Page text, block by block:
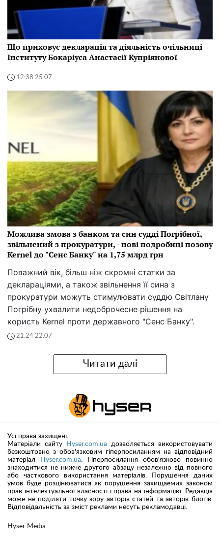
Що приховує декларація та діяльність очільниці
Інституту Бокаріуса Анастасії Купріянової
12:38 25.07
Можлива змова з банком та син судді Погрібної,
звільнений з прокуратури, - нові подробиці позову
Kernel до "Сенс Банку" на 1,75 млрд грн
Поважний вік, більш ніж скромні статки за
деклараціями, а також звільнення її сина з
прокуратури можуть стимулювати суддю Світлану
Погрібну ухвалити недоброчесне рішення на
користь Kernel проти державного "Сенс Банку".
21:24 22.07
Читати далі
Hyser Media
Усі права захищені.
Матеріали сайту
Hyser.com.ua дозволяється використовувати
безкоштовно з обов'язковим гіперпосиланням на відповідний
матеріал
Hyser.com.ua. Гіперпосилання обов'язково повинно
знаходитися не нижче другого абзацу незалежно від повного
або часткового використання матеріалів. Порушення даних
умов буде розцінюватися як порушення захищаемих законом
прав інтелектуальної власності і права на інформацію. Редакція
може не поділяти точку зору авторів статей та авторів блогів.
Відповідальність за зміст реклами несуть рекламодавці.